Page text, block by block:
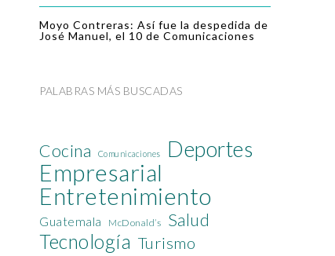
Moyo Contreras: Así fue la despedida de
José Manuel, el 10 de Comunicaciones
PALABRAS MÁS BUSCADAS
Cocina Comunicaciones Deportes
Empresarial
Entretenimiento
Guatemala McDonald’s Salud
Tecnología Turismo